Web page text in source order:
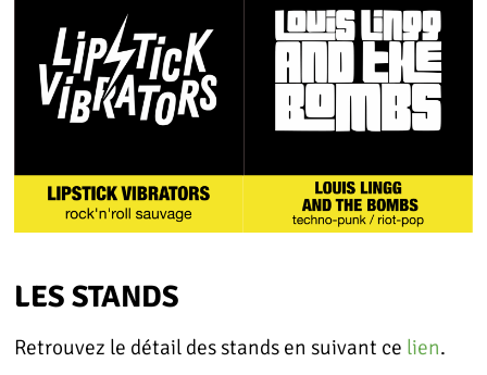
LES STANDS
Retrouvez le détail des stands en suivant ce lien.